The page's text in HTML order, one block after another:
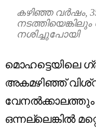
കഴിഞ്ഞ വർഷം,
നശിച്ചുപോയി
മൊഹട്ടെയിലെ
അകമഴിഞ്ഞ്
വേനൽക്കാലത്തും
ഒന്നല്ലെങ്കിൽ